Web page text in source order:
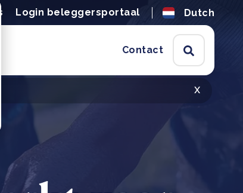
Login beleggersportaal Dutch
Contact
x